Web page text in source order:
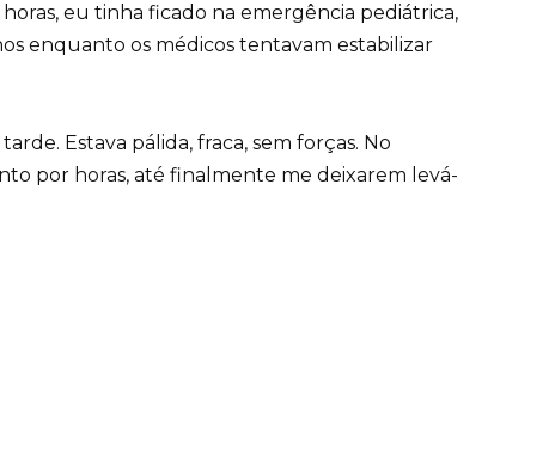
eu tinha ficado na emergência pediátrica,
enquanto os médicos tentavam estabilizar
Estava pálida, fraca, sem forças. No
por horas, até finalmente me deixarem levá-